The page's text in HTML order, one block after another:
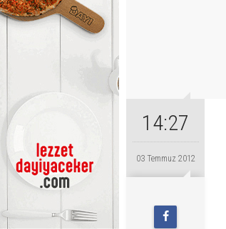
14:27
03 Temmuz 2012